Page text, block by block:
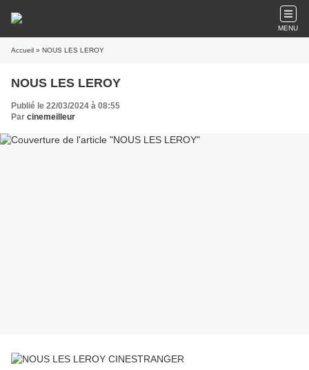
MENU
Accueil » NOUS LES LEROY
NOUS LES LEROY
Publié le 22/03/2024 à 08:55
Par cinemeilleur